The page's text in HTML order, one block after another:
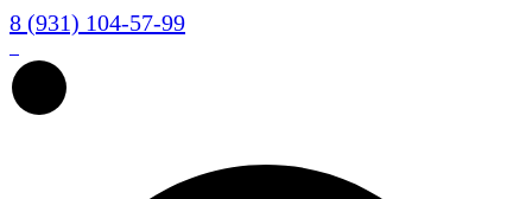
8 (931) 104-57-99